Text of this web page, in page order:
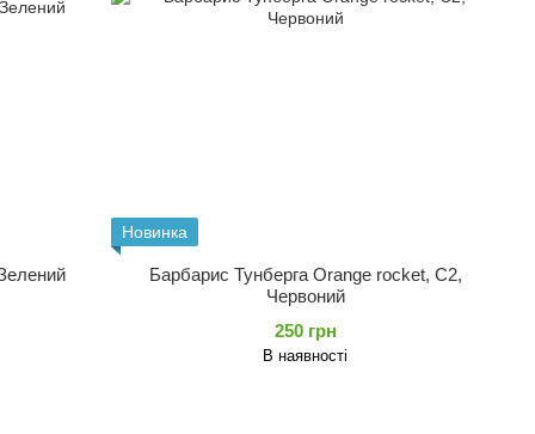
Новинка
Барбарис Тунберга Orange rocket, С2,
Червоний
250 грн
В наявності